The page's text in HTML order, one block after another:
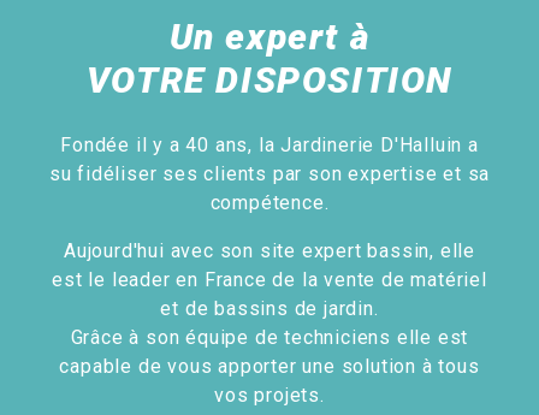
Un expert à
VOTRE DISPOSITION
Fondée il y a 40 ans, la Jardinerie D'Halluin a
su fidéliser ses clients par son expertise et sa
compétence.
Aujourd'hui avec son site expert bassin, elle
est le leader en France de la vente de matériel
et de bassins de jardin.
Grâce à son équipe de techniciens elle est
capable de vous apporter une solution à tous
vos projets.